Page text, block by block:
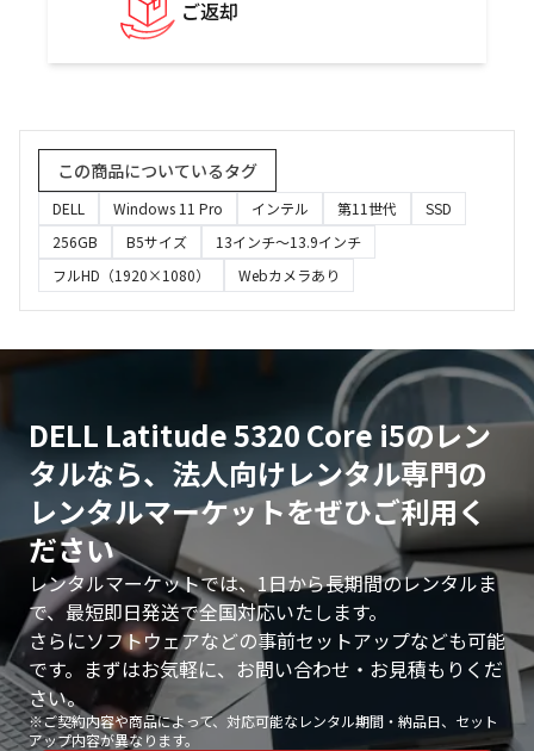
ご返却
この商品についているタグ
DELL Windows 11 Pro インテル 第11世代
SSD
256GB
B5サイズ
13インチ～13.9インチ
フルHD（1920×1080）
Webカメラあり
DELL Latitude 5320 Core i5のレン
タルなら、法人向けレンタル専門の
レンタルマーケットをぜひご利用く
ださい
レンタルマーケットでは、1日から長期間のレンタルま
で、最短即日発送で全国対応いたします。
さらにソフトウェアなどの事前セットアップなども可能
です。まずはお気軽に、お問い合わせ・お見積もりくだ
さい。
※ご契約内容や商品によって、対応可能なレンタル期間・納品日、セット
アップ内容が異なります。